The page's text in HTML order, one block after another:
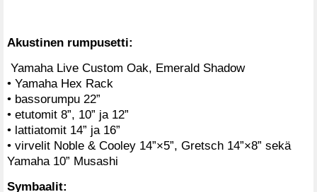
Akustinen rumpusetti:
Yamaha Live Custom Oak, Emerald Shadow
• Yamaha Hex Rack
• bassorumpu 22”
• etutomit 8”, 10” ja 12”
• lattiatomit 14” ja 16”
• virvelit Noble & Cooley 14”×5”, Gretsch 14”×8” sekä
Yamaha 10” Musashi
Symbaalit: